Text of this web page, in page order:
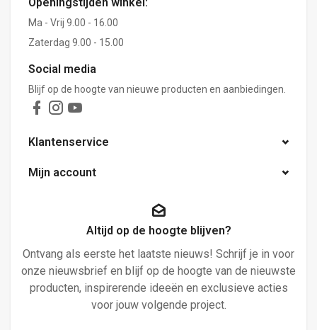
Ma - Vrij 9.00 - 16.00
Zaterdag 9.00 - 15.00
Social media
Blijf op de hoogte van nieuwe producten en aanbiedingen.
Klantenservice
Mijn account
Altijd op de hoogte blijven?
Ontvang als eerste het laatste nieuws! Schrijf je in voor
onze nieuwsbrief en blijf op de hoogte van de nieuwste
producten, inspirerende ideeën en exclusieve acties
voor jouw volgende project.